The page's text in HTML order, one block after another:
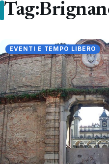
Tag:
EVENTI E TEMPO LIBERO